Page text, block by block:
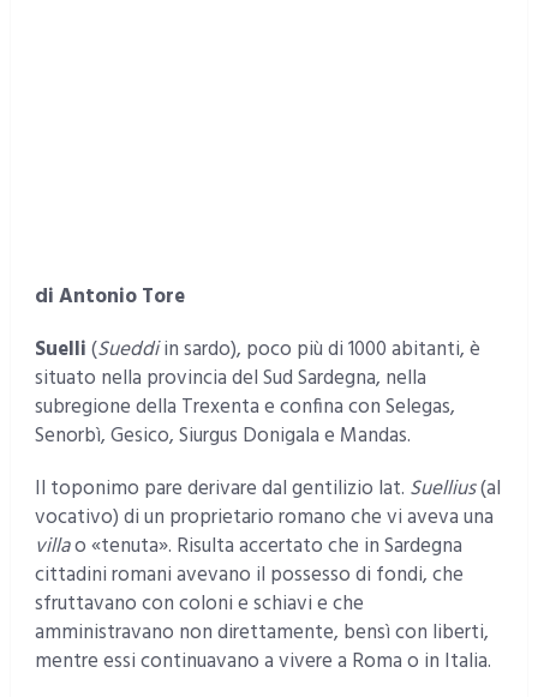
di Antonio Tore
Suelli(Sueddiin sardo), poco più di 1000 abitanti, è
situato nella provincia del Sud Sardegna, nella
subregione della Trexenta e confina con Selegas,
Senorbì, Gesico, Siurgus Donigala e Mandas.
Il toponimo pare derivare dal gentilizio lat. Suellius(al
vocativo) di un proprietario romano che vi aveva una
villao «tenuta». Risulta accertato che in Sardegna
cittadini romani avevano il possesso di fondi, che
sfruttavano con coloni e schiavi e che
amministravano non direttamente, bensì con liberti,
mentre essi continuavano a vivere a Roma o in Italia.